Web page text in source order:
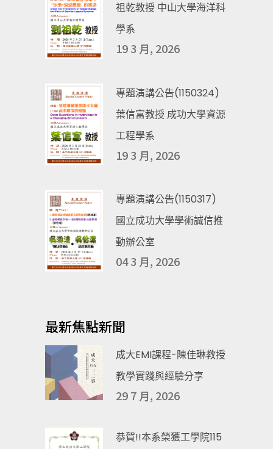
祖乾教授 中山大學海洋科
學系
19 3 月, 2026
專題演講公告(1150324)
葉信富教授 成功大學資源
工程學系
19 3 月, 2026
專題演講公告(1150317)
國立成功大學學術誠信推
動辦公室
04 3 月, 2026
最新焦點新聞
成大EMI課程-陳佳琳教授
教學實踐與經驗分享
29 7 月, 2026
恭賀!!本系榮獲工學院115